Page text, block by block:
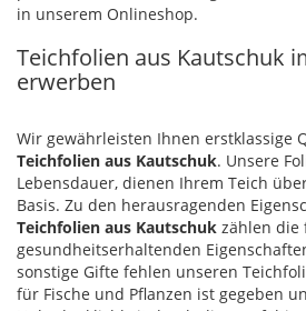
in unserem Onlineshop.
Teichfolien aus Kautschuk
erwerben
Wir gewährleisten Ihnen erstklassige
Teichfolien aus Kautschuk. Unsere
Lebensdauer, dienen Ihrem Teich
Basis. Zu den herausragenden
Teichfolien aus Kautschuk zählen die
gesundheitserhaltenden
sonstige Gifte fehlen unseren
für Fische und Pflanzen ist gegeben